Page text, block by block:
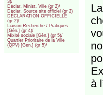
3)/
Déclar. Minist. Ville (gr 2)/
Déclar. Source site officiel (gr 2)
DÉCLARATION OFFICIELLE
(gr 2)/
Liaison Recherche / Pratiques
[Gén.] (gr 4)/
Mixité sociale [Gén.] (gr 5)/
Quartier Prioritaire de la Ville
(QPV) [Gén.] (gr 5)/
à